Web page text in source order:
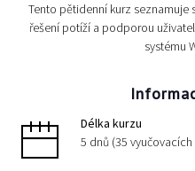
Tento pětidenní kurz
řešení potíží a podporou
systému
Délka kurzu
5 dnů (35